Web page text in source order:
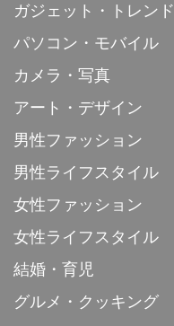
ガジェット・トレンド
パソコン・モバイル
カメラ・写真
アート・デザイン
男性ファッション
男性ライフスタイル
女性ファッション
女性ライフスタイル
結婚・育児
グルメ・クッキング